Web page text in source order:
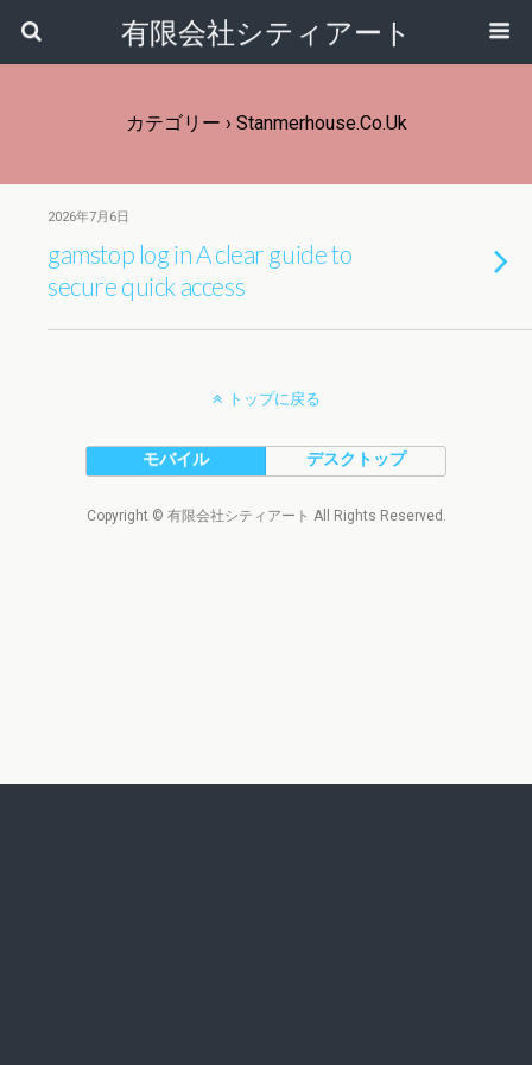
有限会社シティアート
カテゴリー › Stanmerhouse.co.uk
2026年7月6日
gamstop log in A clear guide to
secure quick access
トップに戻る
モバイル デスクトップ
Copyright © 有限会社シティアート All Rights Reserved.